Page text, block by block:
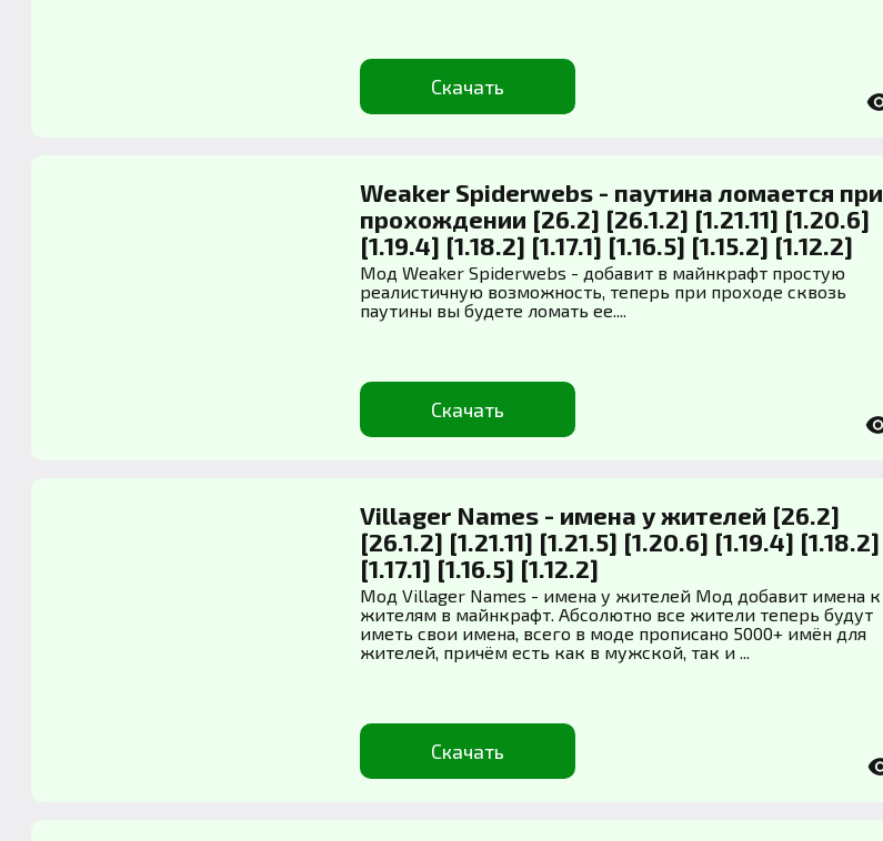
Скачать
Weaker Spiderwebs - паутина ломается при
прохождении [26.2] [26.1.2] [1.21.11] [1.20.6]
[1.19.4] [1.18.2] [1.17.1] [1.16.5] [1.15.2] [1.12.2]
Мод Weaker Spiderwebs - добавит в майнкрафт простую
реалистичную возможность, теперь при проходе сквозь
паутины вы будете ломать ее....
Скачать
Villager Names - имена у жителей [26.2]
[26.1.2] [1.21.11] [1.21.5] [1.20.6] [1.19.4] [1.18.2]
[1.17.1] [1.16.5] [1.12.2]
Мод Villager Names - имена у жителей Мод добавит имена к
жителям в майнкрафт. Абсолютно все жители теперь будут
иметь свои имена, всего в моде прописано 5000+ имён для
жителей, причём есть как в мужской, так и ...
Скачать